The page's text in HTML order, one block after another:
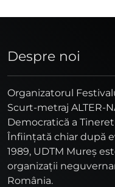
Despre noi
Organizatorul
Scurt-metraj ALTER-
Democratică a
Înfiinţată chiar după
1989, UDTM Mureş
organizaţii
România.